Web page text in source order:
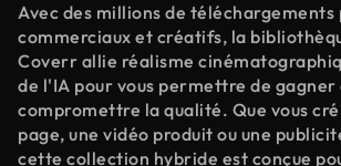
Avec des millions de téléchargements
commerciaux et créatifs, la
Coverr allie réalisme
de l'IA pour vous permettre de gagner
compromettre la qualité. Que vous
page, une vidéo produit ou une
cette collection hybride est conçue